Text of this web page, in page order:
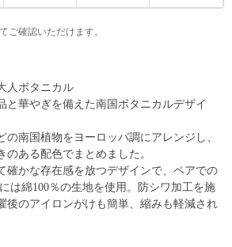
ご確認いただけます。
人ボタニカル
と華やぎを備えた南国ボタニカルデザイ
の南国植物をヨーロッパ調にアレンジし、
のある配色でまとめました。
確かな存在感を放つデザインで、ペアでの
は綿100％の生地を使用。防シワ加工を施
後のアイロンがけも簡単、縮みも軽減され